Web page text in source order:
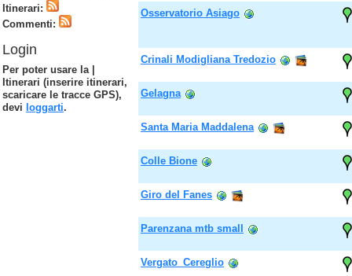
Osservatorio Asiago
Crinali Modigliana Tredozio
Gelagna
Santa Maria Maddalena
Colle Bione
Giro del Fanes
Parenzana mtb small
Vergato_Cereglio
Itinerari:
Commenti:
Login
Per poter usare la |
Itinerari (inserire itinerari,
scaricare le tracce GPS),
devi loggarti.